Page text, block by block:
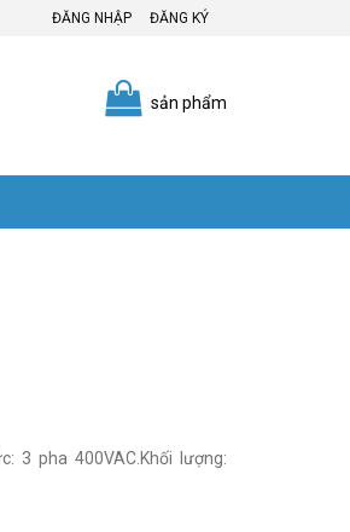
ĐĂNG NHẬP ĐĂNG KÝ
sản phẩm
3 pha 400VAC.Khối lượng: